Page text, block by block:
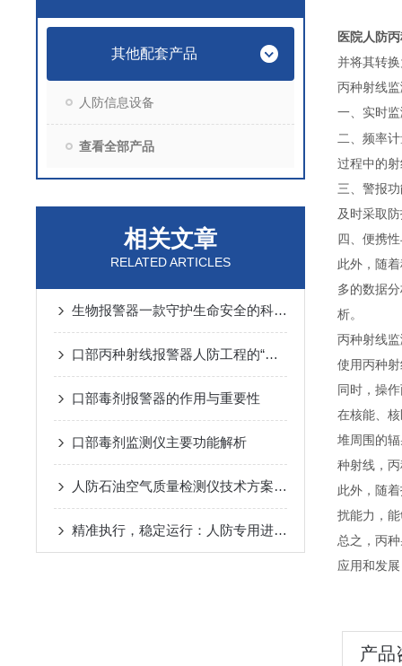
其他配套产品
人防信息设备
查看全部产品
相关文章
RELATED ARTICLES
生物报警器一款守护生命安全的科技哨兵
口部丙种射线报警器人防工程的“核生化”哨兵
口部毒剂报警器的作用与重要性
口部毒剂监测仪主要功能解析
人防石油空气质量检测仪技术方案汇总
精准执行，稳定运行：人防专用进风机房控制箱的实操与安全规范
医院人防
并将其转
丙种射线
一、实时
二、频率
过程中的
三、警报
及时采取
四、便携
此外，随
多的数据
析。
丙种射线
使用丙种
同时，操
在核能、
堆周围的
种射线，
此外，随
扰能力，
总之，丙
应用和发
产品